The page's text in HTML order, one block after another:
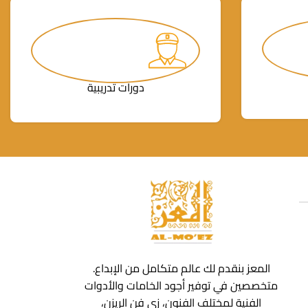
دورات تدريبية
المعز بنقدم لك عالم متكامل من الإبداع.
متخصصين في توفير أجود الخامات والأدوات
الفنية لمختلف الفنون، زي فن الريزن،